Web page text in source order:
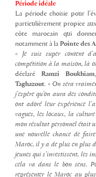
Période idéale
La période choisie pour
particulièrement propice
côte marocain qui
notamment à la Pointe des
« Je suis super content
compétition à la maison, là
déclaréRamzi Boukhiam
Taghazout. « On sera
j’espère qu’on aura des
ont adoré leur expérience
vagues, les locaux, la
mon résultat personnel était
une nouvelle chance de
Maroc, il y a de plus en plus
jeunes qui s’investissent, les
cela va dans le bon sens.
représenter le Maroc au